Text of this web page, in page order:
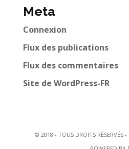
Meta
Connexion
Flux des publications
Flux des commentaires
Site de WordPress-FR
© 2018 - TOUS DROITS RÉSERVÉS